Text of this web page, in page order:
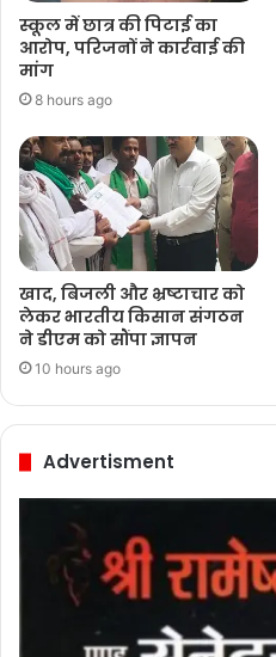
स्कूल में छात्र की पिटाई का
आरोप, परिजनों ने कार्रवाई की
मांग
8 hours ago
खाद, बिजली और भ्रष्टाचार को
लेकर भारतीय किसान संगठन
ने डीएम को सौंपा ज्ञापन
10 hours ago
Advertisment